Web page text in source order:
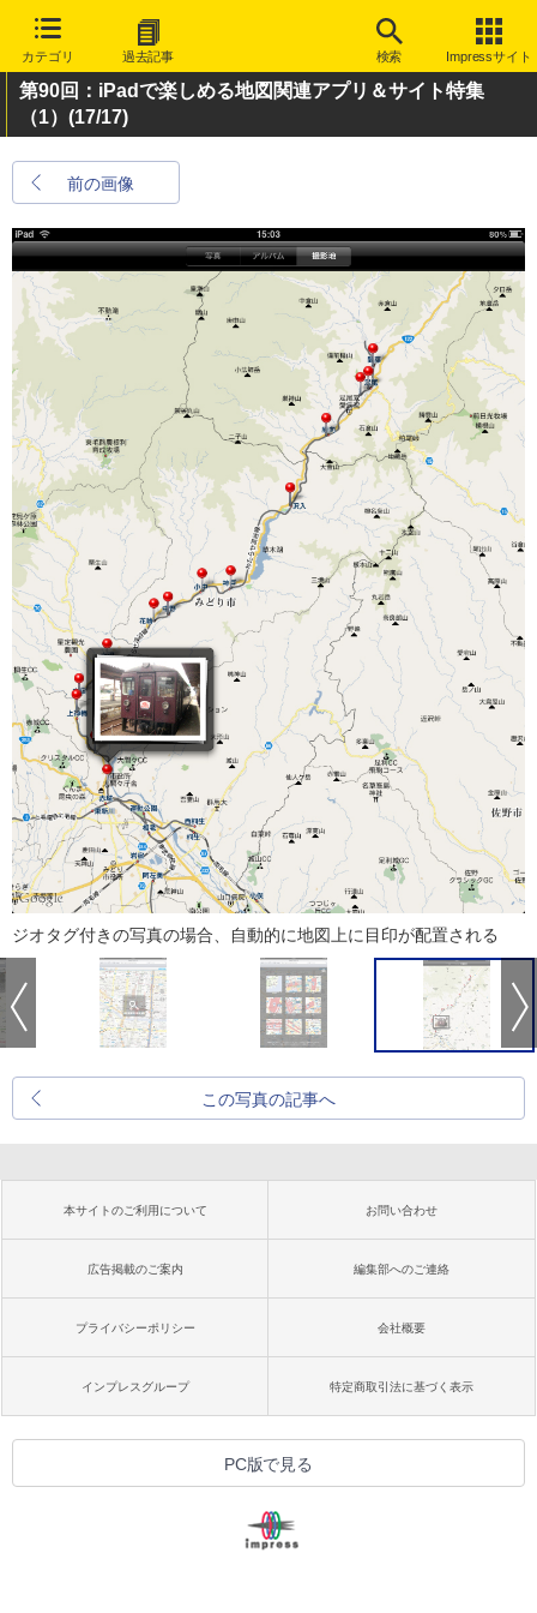
カテゴリ 過去記事 検索 Impressサイト
第90回：iPadで楽しめる地図関連アプリ＆サイト特集
（1） (17/17)
前の画像
ジオタグ付きの写真の場合、自動的に地図上に目印が配置される
この写真の記事へ
本サイトのご利用について お問い合わせ
広告掲載のご案内 編集部へのご連絡
プライバシーポリシー 会社概要
インプレスグループ 特定商取引法に基づく表示
PC版で見る